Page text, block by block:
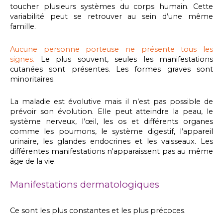
toucher plusieurs systèmes du corps humain. Cette
variabilité peut se retrouver au sein d’une même
famille.
Aucune personne porteuse ne présente tous les
signes. Le plus souvent, seules les manifestations
cutanées sont présentes. Les formes graves sont
minoritaires.
La maladie est évolutive mais il n’est pas possible de
prévoir son évolution. Elle peut atteindre la peau, le
système nerveux, l’œil, les os et différents organes
comme les poumons, le système digestif, l’appareil
urinaire, les glandes endocrines et les vaisseaux. Les
différentes manifestations n'apparaissent pas au même
âge de la vie.
Manifestations dermatologiques
Ce sont les plus constantes et les plus précoces.